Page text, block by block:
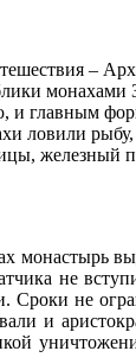
–
и главным
ловили
не
не
и